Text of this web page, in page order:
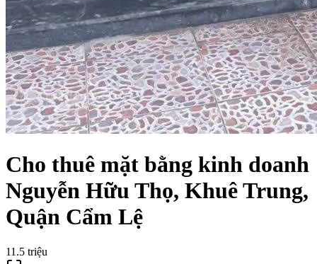
Cho thuê mặt bằng kinh doanh
Nguyễn Hữu Thọ, Khuê Trung,
Quận Cẩm Lệ
11.5 triệu